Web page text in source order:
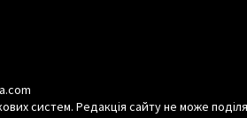
систем. Редакція сайту не може